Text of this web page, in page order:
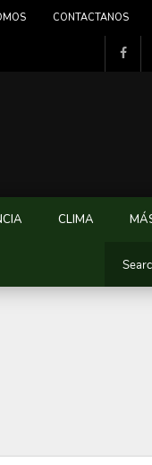
CONTACTANOS
CLIMA